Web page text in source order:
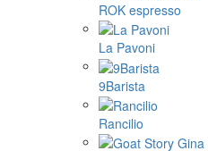
ROK espresso
La Pavoni
9Barista
Rancilio